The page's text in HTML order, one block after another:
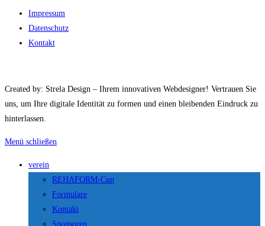
Impressum
Datenschutz
Kontakt
Created by: Strela Design – Ihrem innovativen Webdesigner! Vertrauen Sie
uns, um Ihre digitale Identität zu formen und einen bleibenden Eindruck zu
hinterlassen.
Menü schließen
verein
REHAFORM-Cup
Formulare
Kontakt
Sponsoren